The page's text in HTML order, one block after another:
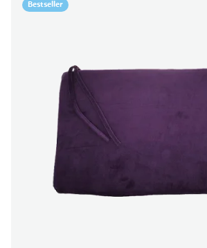
Bestseller